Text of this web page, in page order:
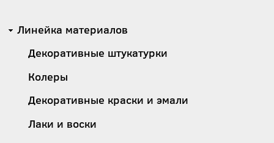
Категории
Линейка материалов
Декоративные штукатурки
Колеры
Декоративные краски и эмали
Лаки и воски